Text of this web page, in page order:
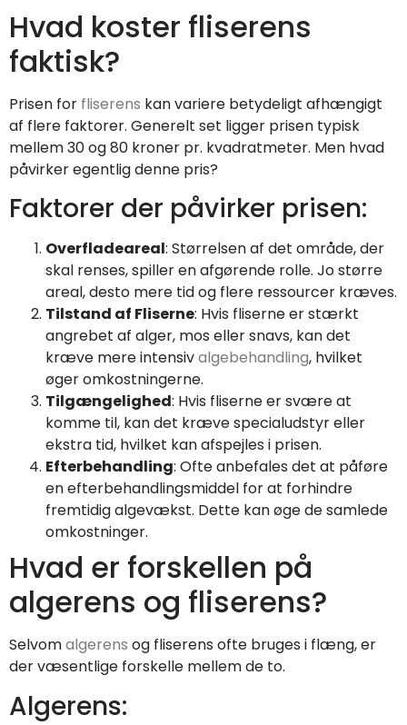
Hvad koster fliserens
faktisk?
Prisen for fliserens kan variere betydeligt afhængigt
af flere faktorer. Generelt set ligger prisen typisk
mellem 30 og 80 kroner pr. kvadratmeter. Men hvad
påvirker egentlig denne pris?
Faktorer der påvirker prisen:
Overfladeareal: Størrelsen af det område, der
skal renses, spiller en afgørende rolle. Jo større
areal, desto mere tid og flere ressourcer kræves.
Tilstand af Fliserne: Hvis fliserne er stærkt
angrebet af alger, mos eller snavs, kan det
kræve mere intensivalgebehandling, hvilket
øger omkostningerne.
Tilgængelighed: Hvis fliserne er svære at
komme til, kan det kræve specialudstyr eller
ekstra tid, hvilket kan afspejles i prisen.
Efterbehandling: Ofte anbefales det at påføre
en efterbehandlingsmiddel for at forhindre
fremtidig algevækst. Dette kan øge de samlede
omkostninger.
Hvad er forskellen på
algerens og fliserens?
Selvomalgerens og fliserens ofte bruges i flæng, er
der væsentlige forskelle mellem de to.
Algerens: